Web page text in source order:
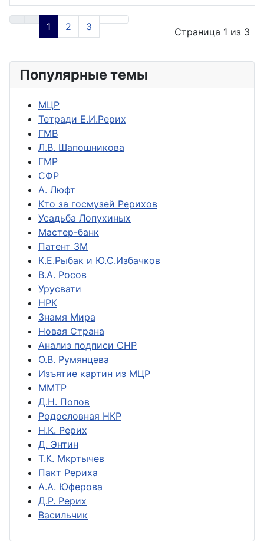
Страница 1 из 3
1 2 3
Популярные темы
МЦР
Тетради Е.И.Рерих
ГМВ
Л.В. Шапошникова
ГМР
СФР
А. Люфт
Кто за госмузей Рерихов
Усадьба Лопухиных
Мастер-банк
Патент ЗМ
К.Е.Рыбак и Ю.С.Избачков
В.А. Росов
Урусвати
НРК
Знамя Мира
Новая Страна
Анализ подписи СНР
О.В. Румянцева
Изъятие картин из МЦР
ММТР
Д.Н. Попов
Родословная НКР
Н.К. Рерих
Д. Энтин
Т.К. Мкртычев
Пакт Рериха
А.А. Юферова
Д.Р. Рерих
Васильчик